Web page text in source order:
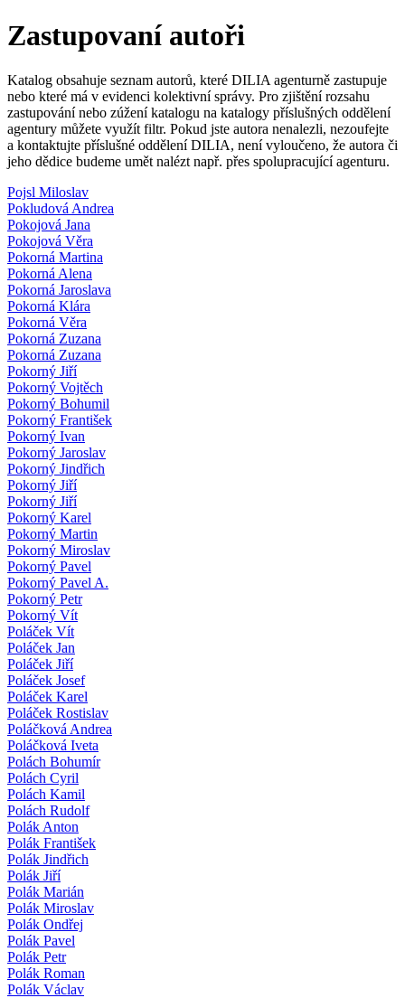
Zastupovaní autoři
Katalog obsahuje seznam autorů, které DILIA agenturně zastupuje
nebo které má v evidenci kolektivní správy. Pro zjištění rozsahu
zastupování nebo zúžení katalogu na katalogy příslušných oddělení
agentury můžete využít filtr. Pokud jste autora nenalezli, nezoufejte
a kontaktujte příslušné oddělení DILIA, není vyloučeno, že autora či
jeho dědice budeme umět nalézt např. přes spolupracující agenturu.
Pojsl Miloslav
Pokludová Andrea
Pokojová Jana
Pokojová Věra
Pokorná Martina
Pokorná Alena
Pokorná Jaroslava
Pokorná Klára
Pokorná Věra
Pokorná Zuzana
Pokorná Zuzana
Pokorný Jiří
Pokorný Vojtěch
Pokorný Bohumil
Pokorný František
Pokorný Ivan
Pokorný Jaroslav
Pokorný Jindřich
Pokorný Jiří
Pokorný Jiří
Pokorný Karel
Pokorný Martin
Pokorný Miroslav
Pokorný Pavel
Pokorný Pavel A.
Pokorný Petr
Pokorný Vít
Poláček Vít
Poláček Jan
Poláček Jiří
Poláček Josef
Poláček Karel
Poláček Rostislav
Poláčková Andrea
Poláčková Iveta
Polách Bohumír
Polách Cyril
Polách Kamil
Polách Rudolf
Polák Anton
Polák František
Polák Jindřich
Polák Jiří
Polák Marián
Polák Miroslav
Polák Ondřej
Polák Pavel
Polák Petr
Polák Roman
Polák Václav